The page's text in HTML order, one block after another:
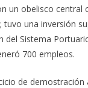
un obelisco
tuvo una inversión
del Sistema
700 empleos.
de